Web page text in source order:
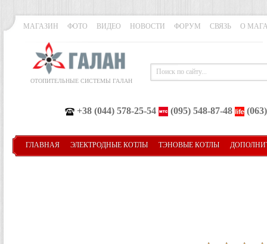
МАГАЗИН ФОТО ВИДЕО НОВОСТИ ФОРУМ СВЯЗЬ О
ОТОПИТЕЛЬНЫЕ СИСТЕМЫ ГАЛАН
+38 (044) 578-25-54 (095) 548-87-48
ГЛАВНАЯ ЭЛЕКТРОДНЫЕ КОТЛЫ ТЭНОВЫЕ КОТЛЫ